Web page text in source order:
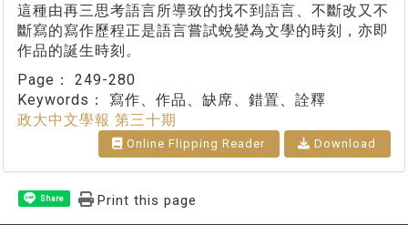
這種由再三思考語言所導致的找不到語言、不斷改又不
斷寫的寫作歷程正是語言嘗試蛻變為文學的時刻，亦即
作品的誕生時刻。
Page： 249-280
Keywords： 寫作、作品、缺席、錯置、詮釋
政大中文學報 第三十期
Online Flipping Reader Download
Share Print this page